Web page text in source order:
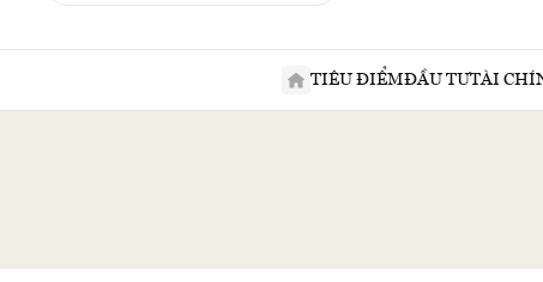
TIÊU ĐIỂMĐẦU TƯTÀI